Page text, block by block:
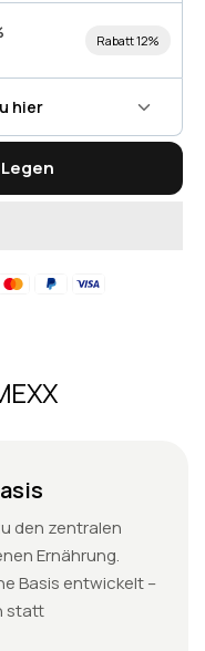
Rabatt 12%
hier
den zentralen
Ernährung.
Basis entwickelt –
statt